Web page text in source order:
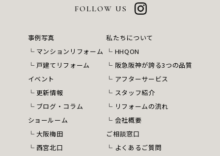
FOLLOW US
事例写真
マンションリフォーム
戸建てリフォーム
イベント
更新情報
ブログ・コラム
ショールーム
大阪梅田
西宮北口
私たちについて
HHQON
阪急阪神が誇る3つの品質
アフターサービス
スタッフ紹介
リフォームの流れ
会社概要
ご相談窓口
よくあるご質問